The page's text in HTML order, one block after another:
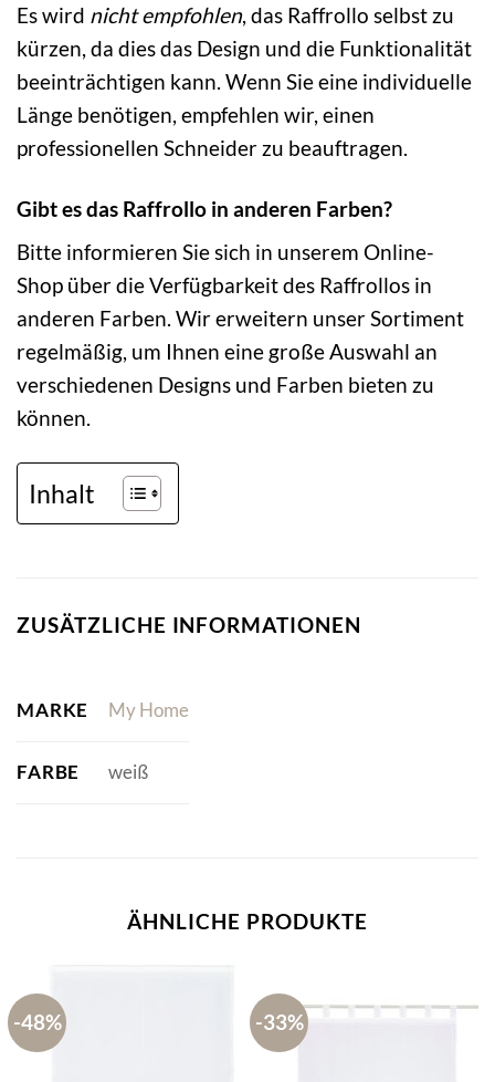
Es wird nicht empfohlen, das Raffrollo selbst zu
kürzen, da dies das Design und die Funktionalität
beeinträchtigen kann. Wenn Sie eine individuelle
Länge benötigen, empfehlen wir, einen
professionellen Schneider zu beauftragen.
Gibt es das Raffrollo in anderen Farben?
Bitte informieren Sie sich in unserem Online-
Shop über die Verfügbarkeit des Raffrollos in
anderen Farben. Wir erweitern unser Sortiment
regelmäßig, um Ihnen eine große Auswahl an
verschiedenen Designs und Farben bieten zu
können.
Inhalt
ZUSÄTZLICHE INFORMATIONEN
MARKE My Home
FARBE weiß
ÄHNLICHE PRODUKTE
-48% -33%